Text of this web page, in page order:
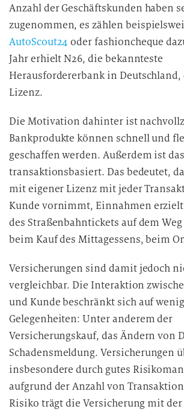
Anzahl der Geschäftskunden haben
zugenommen, es zählen
AutoScout24oder fashioncheque
Jahr erhielt N26, die bekannteste
Herausfordererbank in
Lizenz.
Die Motivation dahinter ist
Bankprodukte können schnell und
geschaffen werden. Außerdem ist
transaktionsbasiert. Das bedeutet,
mit eigener Lizenz mit jeder
Kunde vornimmt, Einnahmen
des Straßenbahntickets auf dem
beim Kauf des Mittagessens, beim
Versicherungen sind damit jedoch
vergleichbar. Die Interaktion
und Kunde beschränkt sich auf
Gelegenheiten: Unter anderem der
Versicherungskauf, das Ändern von
Schadensmeldung. Versicherungen
insbesondere durch gutes
aufgrund der Anzahl von
Risiko trägt die Versicherung mit der